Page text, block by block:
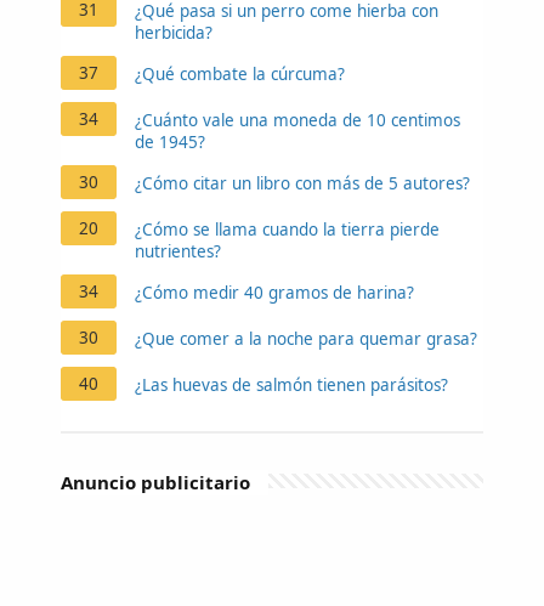
31
¿Qué pasa si un perro come hierba con
herbicida?
37
¿Qué combate la cúrcuma?
34
¿Cuánto vale una moneda de 10 centimos
de 1945?
30
¿Cómo citar un libro con más de 5 autores?
20
¿Cómo se llama cuando la tierra pierde
nutrientes?
34
¿Cómo medir 40 gramos de harina?
30 ¿Que comer a la noche para quemar grasa?
40 ¿Las huevas de salmón tienen parásitos?
Anuncio publicitario